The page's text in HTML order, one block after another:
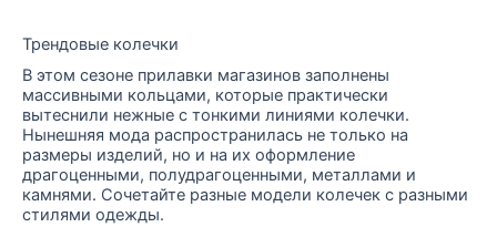
Трендовые колечки
В этом сезоне прилавки магазинов заполнены
массивными кольцами, которые практически
вытеснили нежные с тонкими линиями колечки.
Нынешняя мода распространилась не только на
размеры изделий, но и на их оформление
драгоценными, полудрагоценными, металлами и
камнями. Сочетайте разные модели колечек с разными
стилями одежды.